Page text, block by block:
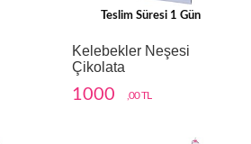
Teslim Süresi 1 Gün
Kelebekler Neşesi
Çikolata
1000 ,00 TL